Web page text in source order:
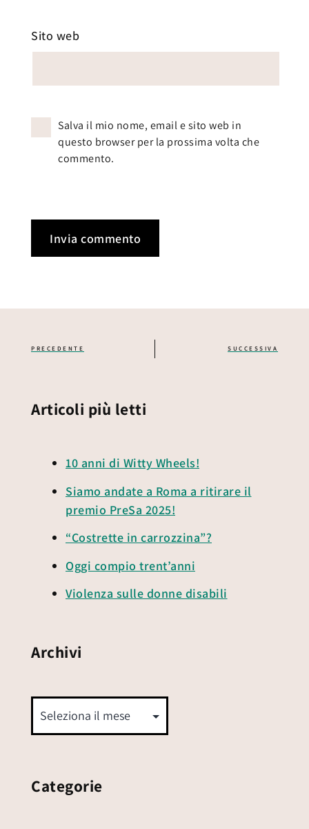
Sito web
Salva il mio nome, email e sito web in
questo browser per la prossima volta che
commento.
PRECEDENTE SUCCESSIVA
Articoli più letti
10 anni di Witty Wheels!
Siamo andate a Roma a ritirare il
premio PreSa 2025!
“Costrette in carrozzina”?
Oggi compio trent’anni
Violenza sulle donne disabili
Archivi
Categorie